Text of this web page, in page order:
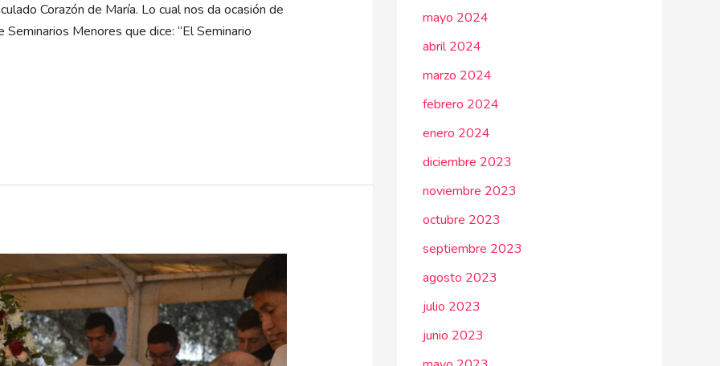
Corazón de María. Lo cual nos da ocasión de
Menores que dice: “El Seminario
mayo 2024
abril 2024
marzo 2024
febrero 2024
enero 2024
diciembre 2023
noviembre 2023
octubre 2023
septiembre 2023
agosto 2023
julio 2023
junio 2023